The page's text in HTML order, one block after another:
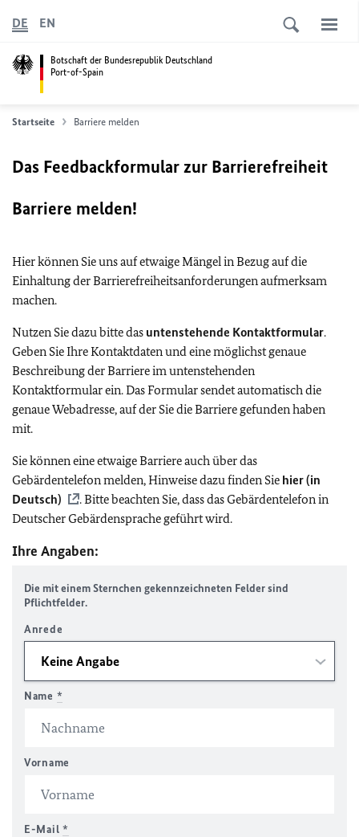
Botschaft der Bundesrepublik Deutschland
Port-of-Spain
DE EN
Startseite Barriere melden
Das Feedbackformular zur Barrierefreiheit
Barriere melden!
Hier können Sie uns auf etwaige Mängel in Bezug auf die
Einhaltung der Barrierefreiheitsanforderungen aufmerksam
machen.
Nutzen Sie dazu bitte das untenstehende Kontaktformular.
Geben Sie Ihre Kontaktdaten und eine möglichst genaue
Beschreibung der Barriere im untenstehenden
Kontaktformular ein. Das Formular sendet automatisch die
genaue Webadresse, auf der Sie die Barriere gefunden haben
mit.
Sie können eine etwaige Barriere auch über das
Gebärdentelefon melden, Hinweise dazu finden Sie hier (in
Deutsch)
. Bitte beachten Sie, dass das Gebärdentelefon in
Deutscher Gebärdensprache geführt wird.
Ihre Angaben:
Die mit einem Sternchen gekennzeichneten Felder sind
Pflichtfelder.
Anrede
Name *
Vorname
E-Mail *